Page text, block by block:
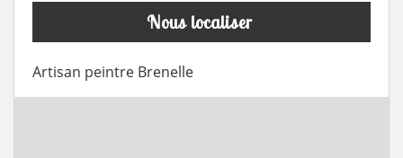
Nous localiser
Artisan peintre Brenelle